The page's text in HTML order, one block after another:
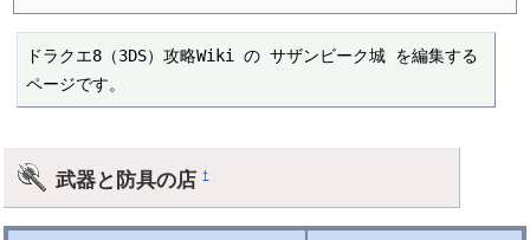
ドラクエ8（3DS）攻略Wiki の サザンビーク城 を編集する
ページです。
武器と防具の店†